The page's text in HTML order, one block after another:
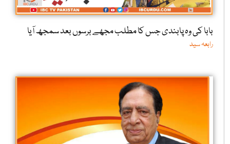
بابا کی وہ پابندی جس کا مطلب مجھے برسوں بعد سمجھ آیا
رابعہ سید